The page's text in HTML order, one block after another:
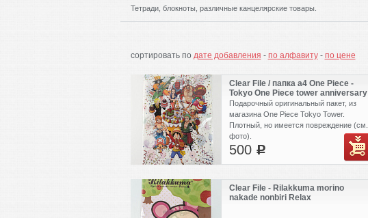
Тетради, блокноты, различные канцелярские товары.
сортировать по дате добавления - по алфавиту- по цене
Clear File / папка а4 One Piece -
Tokyo One Piece tower anniversary
Подарочный оригинальный пакет, из
магазина One Piece Tokyo Tower.
Плотный, но имеется повреждение (см.
фото).
500 c
Clear File - Rilakkuma morino
nakade nonbiri Relax